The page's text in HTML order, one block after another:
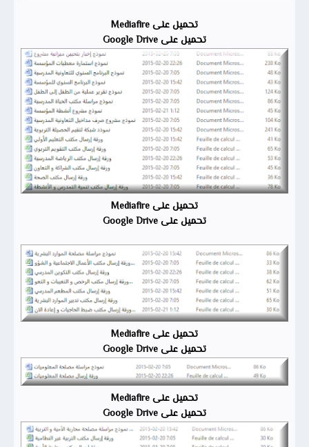
تحميل على Mediafire
تحميل على Google Drive
تحميل على Mediafire
تحميل على Google Drive
تحميل على Mediafire
تحميل على Google Drive
تحميل على Mediafire
تحميل على Google Drive